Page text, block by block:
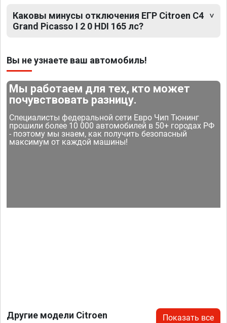
Каковы минусы отключения ЕГР Citroen C4
Grand Picasso I 2 0 HDI 165 лс?
Вы не узнаете ваш автомобиль!
Мы работаем для тех, кто может
почувствовать разницу.
Специалисты федеральной сети Евро Чип Тюнинг
прошили более 10 000 автомобилей в 50+ городах РФ
- поэтому мы знаем, как получить безопасный
максимум от каждой машины!
Другие модели Citroen Показать все